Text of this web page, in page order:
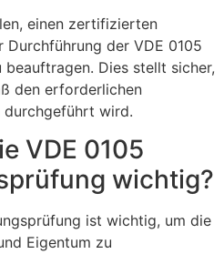
einen zertifizierten
der VDE 0105
Dies stellt sicher,
den erforderlichen
durchgeführt wird.
VDE 0105
wichtig?
ist wichtig, um die
Eigentum zu